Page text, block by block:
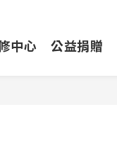
中心 公益捐贈